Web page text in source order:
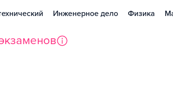
Инженерное дело Физика